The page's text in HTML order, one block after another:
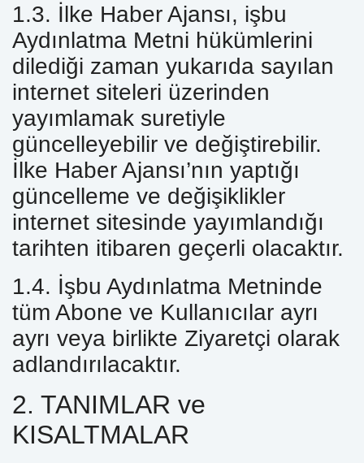
1.3. İlke Haber Ajansı, işbu
Aydınlatma Metni hükümlerini
dilediği zaman yukarıda sayılan
internet siteleri üzerinden
yayımlamak suretiyle
güncelleyebilir ve değiştirebilir.
İlke Haber Ajansı’nın yaptığı
güncelleme ve değişiklikler
internet sitesinde yayımlandığı
tarihten itibaren geçerli olacaktır.
1.4. İşbu Aydınlatma Metninde
tüm Abone ve Kullanıcılar ayrı
ayrı veya birlikte Ziyaretçi olarak
adlandırılacaktır.
2. TANIMLAR ve
KISALTMALAR